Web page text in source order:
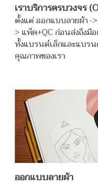
เราบริการครบวงจร
ตั้งแต่ ออกแบบลายผ้า
> แพ็ค+QC ก่อนส่งถึงมื
ทั้งแบรนด์เล็กและแบร
คุณภาพของเรา
ออกแบบลายผ้า